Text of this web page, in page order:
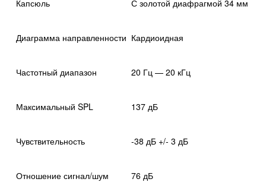
Капсюль С золотой диафрагмой 34 мм
Диаграмма направленности Кардиоидная
Частотный диапазон 20 Гц — 20 кГц
Максимальный SPL 137 дБ
Чувствительность -38 дБ +/- 3 дБ
Отношение сигнал/шум 76 дБ